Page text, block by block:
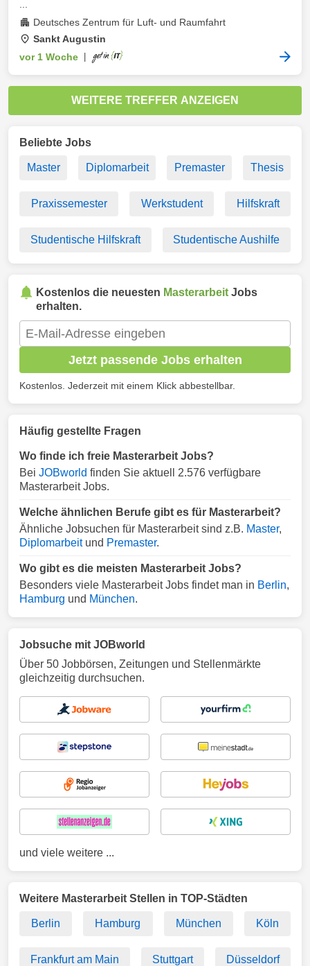
Deutsches Zentrum für Luft- und Raumfahrt
Sankt Augustin
vor 1 Woche
WEITERE TREFFER ANZEIGEN
Beliebte Jobs
Master Diplomarbeit Premaster Thesis
Praxissemester Werkstudent Hilfskraft
Studentische Hilfskraft Studentische Aushilfe
Kostenlos die neuesten Masterarbeit Jobs
erhalten.
Jetzt passende Jobs erhalten
Kostenlos. Jederzeit mit einem Klick abbestellbar.
Häufig gestellte Fragen
Wo finde ich freie Masterarbeit Jobs?
Bei JOBworld finden Sie aktuell 2.576 verfügbare
Masterarbeit Jobs.
Welche ähnlichen Berufe gibt es für Masterarbeit?
Ähnliche Jobsuchen für Masterarbeit sind z.B. Master,
Diplomarbeitund Premaster.
Wo gibt es die meisten Masterarbeit Jobs?
Besonders viele Masterarbeit Jobs findet man in Berlin,
Hamburg und München.
Jobsuche mit JOBworld
Über 50 Jobbörsen, Zeitungen und Stellenmärkte
gleichzeitig durchsuchen.
und viele weitere ...
Weitere Masterarbeit Stellen in TOP-Städten
Berlin Hamburg München Köln
Frankfurt am Main Stuttgart Düsseldorf